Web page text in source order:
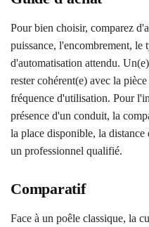
Pour bien choisir, comparez
puissance, l'encombrement, le
d'automatisation attendu.
rester cohérent(e) avec la
fréquence d'utilisation. Pour
présence d'un conduit, la
la place disponible, la distance
un professionnel qualifié.
Comparatif
Face à un poêle classique, la